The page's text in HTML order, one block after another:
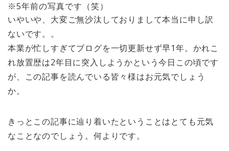
※5年前の写真です（笑）
いやいや、大変ご無沙汰しておりまして本当に申し訳
ないです。。
本業が忙しすぎてブログを一切更新せず早1年。かれこ
れ放置歴は2年目に突入しようかという今日この頃です
が、この記事を読んでいる皆々様はお元気でしょう
か。
きっとこの記事に辿り着いたということはとても元気
なことなのでしょう。何よりです。